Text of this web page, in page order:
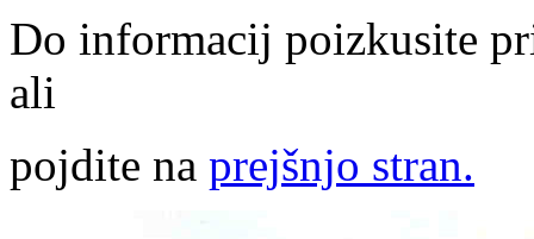
Do informacij poizkusite
ali
pojdite na prejšnjo stran.